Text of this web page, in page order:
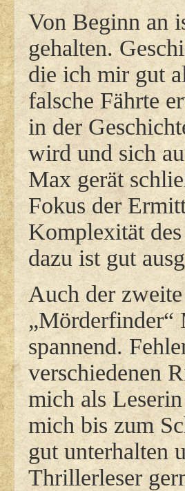
Von Beginn an
gehalten.
die ich mir gut
falsche Fährte
in der
wird und sich
Max gerät
Fokus der
Komplexität
dazu ist gut
Auch der
„Mörderfinder“
spannend.
verschiedenen
mich als
mich bis zum
gut unterhalten
Thrillerleser